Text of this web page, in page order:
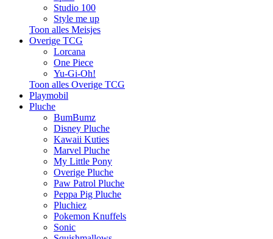
Studio 100
Style me up
Toon alles Meisjes
Overige TCG
Lorcana
One Piece
Yu-Gi-Oh!
Toon alles Overige TCG
Playmobil
Pluche
BumBumz
Disney Pluche
Kawaii Kuties
Marvel Pluche
My Little Pony
Overige Pluche
Paw Patrol Pluche
Peppa Pig Pluche
Pluchiez
Pokemon Knuffels
Sonic